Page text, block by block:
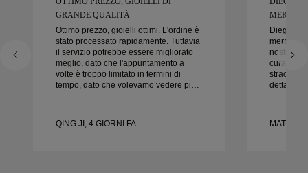
GRANDE QUALITÀ
Ottimo prezzo, gioielli ottimi. L'ordine è
stato processato rapidamente. Tuttavia
il servizio potrebbe essere migliorato
meglio, dato che l'appuntamento a
volte è troppo limitato in termini di
tempo, dato che volevamo vedere più
gioielli di buona qualità. Moglie è
QING JI, 4 GIORNI FA
Diego è
nostre
cura e la
dettaglio